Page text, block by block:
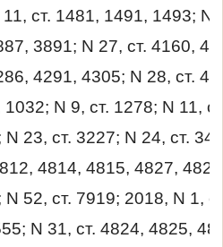
ст. 1481, 1491, 1493; N
3891; N 27, ст. 4160,
4291, 4305; N 28, ст.
N 9, ст. 1278; N 11,
23, ст. 3227; N 24, ст.
4814, 4815, 4827,
52, ст. 7919; 2018, N 1,
N 31, ст. 4824, 4825,